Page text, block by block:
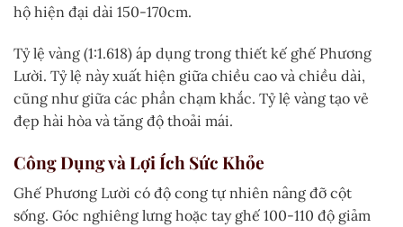
hộ hiện đại dài 150-170cm.
Tỷ lệ vàng (1:1.618) áp dụng trong thiết kế ghế Phương
Lười. Tỷ lệ này xuất hiện giữa chiều cao và chiều dài,
cũng như giữa các phần chạm khắc. Tỷ lệ vàng tạo vẻ
đẹp hài hòa và tăng độ thoải mái.
Công Dụng và Lợi Ích Sức Khỏe
Ghế Phương Lười có độ cong tự nhiên nâng đỡ cột
sống. Góc nghiêng lưng hoặc tay ghế 100-110 độ giảm